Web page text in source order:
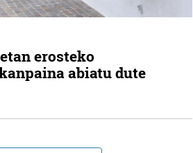
erosteko
abiatu dute